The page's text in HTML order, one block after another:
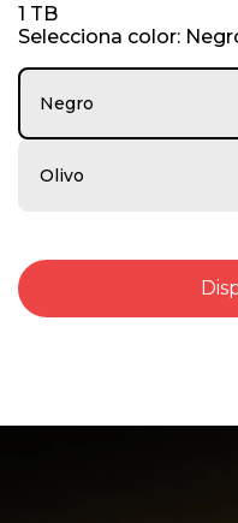
o
f
1 TB
Selecciona color:
Negro
Olivo